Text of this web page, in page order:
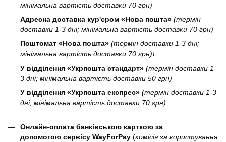
мінімальна вартість доставки 70 грн)
Адресна доставка кур'єром «Нова пошта» (термін
доставки 1-3 дні; мінімальна вартість доставки 70 грн)
Поштомат «Нова пошта» (термін доставки 1-3 дні;
мінімальна вартість доставки 70 грн)\
У відділення «Укрпошта стандарт» (термін доставки 1-
3 дні; мінімальна вартість доставки 50 грн)
У відділення «Укрпошта експрес» (термін доставки 1-3
дні; мінімальна вартість доставки 70 грн)
Онлайн-оплата банківською карткою за
допомогою сервісу WayForPay (комісія за користування